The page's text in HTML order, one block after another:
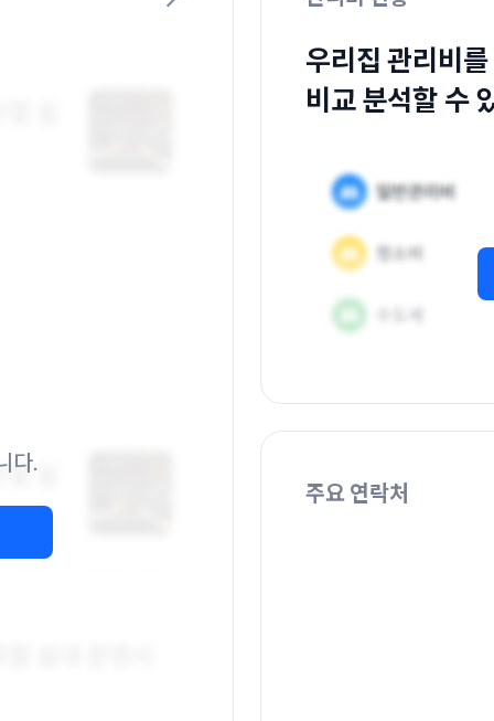
다.
우리집 관리비
비교 분석할 수
주요 연락처